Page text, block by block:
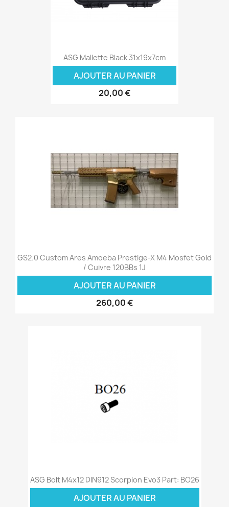
ASG Mallette Black 31x19x7cm
AJOUTER AU PANIER
20,00 €
GS2.0 Custom Ares Amoeba Prestige-X M4 Mosfet Gold
/ Cuivre 120BBs 1J
AJOUTER AU PANIER
260,00 €
ASG Bolt M4x12 DIN912 Scorpion Evo3 Part: BO26
AJOUTER AU PANIER